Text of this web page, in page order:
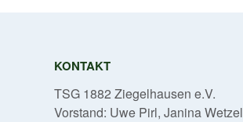
KONTAKT
TSG 1882 Ziegelhausen e.V.
Vorstand: Uwe Pirl, Janina Wetzel